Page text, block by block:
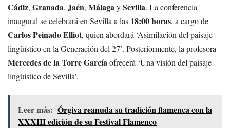
Cádiz, Granada, Jaén, MálagaySevilla. La conferencia
inaugural se celebrará en Sevilla a las 18:00 horas, a cargo de
Carlos Peinado Elliot, quien abordará ‘Asimilación del paisaje
lingüístico en la Generación del 27’. Posteriormente, la profesora
Mercedes de la Torre Garcíaofrecerá ‘Una visión del paisaje
lingüístico de Sevilla’.
Leer más: Órgiva reanuda su tradición flamenca con la
XXXIII edición de su Festival Flamenco